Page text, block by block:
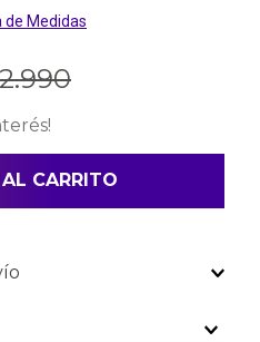
de Medidas
.990
CARRITO